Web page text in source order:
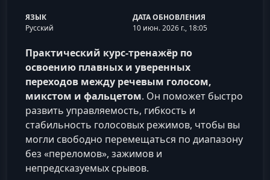
ЯЗЫК
Русский
ДАТА ОБНОВЛЕНИЯ
10 июн. 2026 г., 18:05
Практический курс-тренажёр по
освоению плавных и уверенных
переходов между речевым голосом,
микстом и фальцетом. Он поможет быстро
развить управляемость, гибкость и
стабильность голосовых режимов, чтобы вы
могли свободно перемещаться по диапазону
без «переломов», зажимов и
непредсказуемых срывов.